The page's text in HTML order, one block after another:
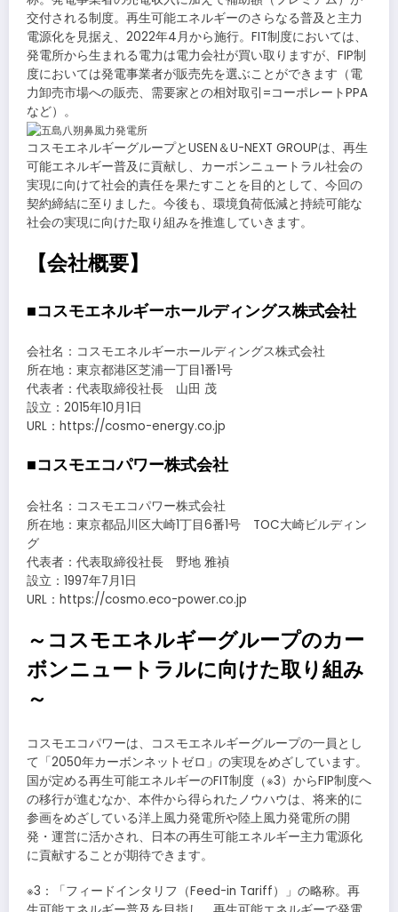
交付される制度。再生可能エネルギーのさらなる普及と主力
電源化を見据え、2022年4月から施行。FIT制度においては、
発電所から生まれる電力は電力会社が買い取りますが、FIP制
度においては発電事業者が販売先を選ぶことができます（電
力卸売市場への販売、需要家との相対取引=コーポレートPPA
など）。
コスモエネルギーグループとUSEN＆U-NEXT GROUPは、再生
可能エネルギー普及に貢献し、カーボンニュートラル社会の
実現に向けて社会的責任を果たすことを目的として、今回の
契約締結に至りました。今後も、環境負荷低減と持続可能な
社会の実現に向けた取り組みを推進していきます。
【会社概要】
■コスモエネルギーホールディングス株式会社
会社名：コスモエネルギーホールディングス株式会社
所在地：東京都港区芝浦一丁目1番1号
代表者：代表取締役社長 山田 茂
設立：2015年10月1日
URL：https://cosmo-energy.co.jp
■コスモエコパワー株式会社
会社名：コスモエコパワー株式会社
所在地：東京都品川区大崎1丁目6番1号 TOC大崎ビルディン
グ
代表者：代表取締役社長 野地 雅禎
設立：1997年7月1日
URL：https://cosmo.eco-power.co.jp
～コスモエネルギーグループのカー
ボンニュートラルに向けた取り組み
～
コスモエコパワーは、コスモエネルギーグループの一員とし
て「2050年カーボンネットゼロ」の実現をめざしています。
国が定める再生可能エネルギーのFIT制度（※3）からFIP制度へ
の移行が進むなか、本件から得られたノウハウは、将来的に
参画をめざしている洋上風力発電所や陸上風力発電所の開
発・運営に活かされ、日本の再生可能エネルギー主力電源化
に貢献することが期待できます。
※3：「フィードインタリフ（Feed-in Tariff）」の略称。再